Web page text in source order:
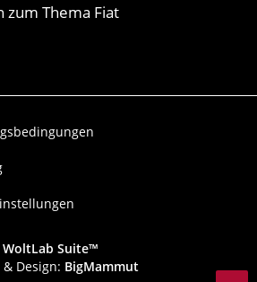
Thema Fiat
WoltLab Suite™
Design: BigMammut